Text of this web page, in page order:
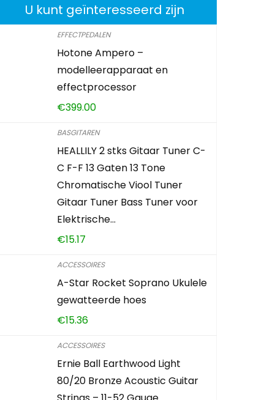
U kunt geïnteresseerd zijn
EFFECTPEDALEN
Hotone Ampero –
modelleerapparaat en
effectprocessor
€399.00
BASGITAREN
HEALLILY 2 stks Gitaar Tuner C-
C F-F 13 Gaten 13 Tone
Chromatische Viool Tuner
Gitaar Tuner Bass Tuner voor
Elektrische…
€15.17
ACCESSOIRES
A-Star Rocket Soprano Ukulele
gewatteerde hoes
€15.36
ACCESSOIRES
Ernie Ball Earthwood Light
80/20 Bronze Acoustic Guitar